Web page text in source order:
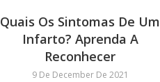
Quais Os Sintomas De Um
Infarto? Aprenda A
Reconhecer
9 De December De 2021